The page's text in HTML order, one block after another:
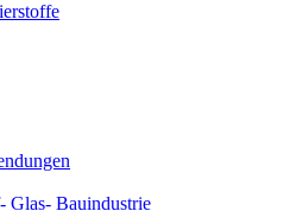
Glas- Bauindustrie